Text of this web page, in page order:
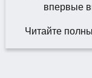
Читайте